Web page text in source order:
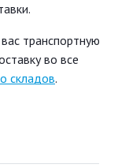
транспортную
во все
складов.